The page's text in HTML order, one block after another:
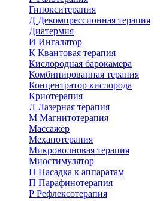
Гипокситерапия
Д Декомпрессионная терапия
Диатермия
И Ингалятор
К Квантовая терапия
Кислородная барокамера
Комбинированная терапия
Концентратор кислорода
Криотерапия
Л Лазерная терапия
М Магнитотерапия
Массажёр
Механотерапия
Микроволновая терапия
Миостимулятор
Н Насадка к аппаратам
П Парафинотерапия
Р Рефлексотерапия